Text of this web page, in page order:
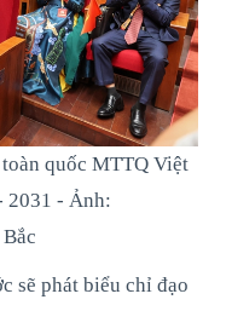
quốc MTTQ Việt
2031 - Ảnh:
sẽ phát biểu chỉ đạo